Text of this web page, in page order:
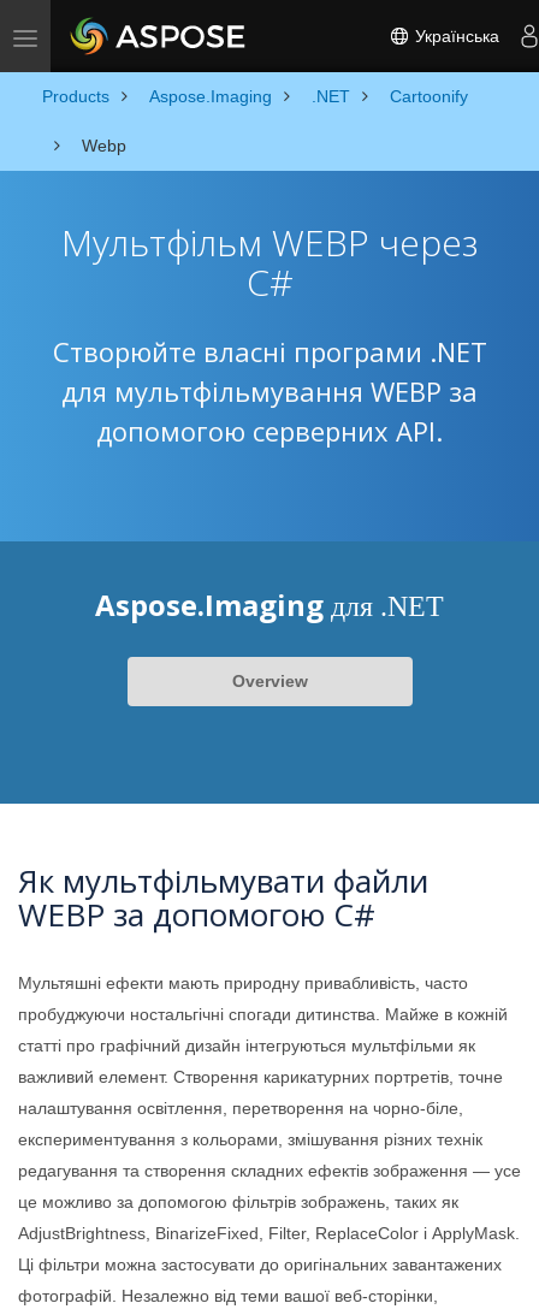
Toggle navigation Українська
Products Aspose.Imaging .NET Cartoonify
Webp
Мультфільм WEBP через
C#
Створюйте власні програми .NET
для мультфільмування WEBP за
допомогою серверних API.
Aspose.Imaging для .NET
Overview
Як мультфільмувати файли
WEBP за допомогою C#
Мультяшні ефекти мають природну привабливість, часто
пробуджуючи ностальгічні спогади дитинства. Майже в кожній
статті про графічний дизайн інтегруються мультфільми як
важливий елемент. Створення карикатурних портретів, точне
налаштування освітлення, перетворення на чорно-біле,
експериментування з кольорами, змішування різних технік
редагування та створення складних ефектів зображення — усе
це можливо за допомогою фільтрів зображень, таких як
AdjustBrightness, BinarizeFixed, Filter, ReplaceColor і ApplyMask.
Ці фільтри можна застосувати до оригінальних завантажених
фотографій. Незалежно від теми вашої веб-сторінки,